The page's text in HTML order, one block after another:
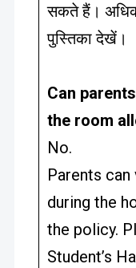
सकते हैं। अधिक
पुस्तिका देखें।
Can
the room
No.
Parents
during the
the policy.
Student’s